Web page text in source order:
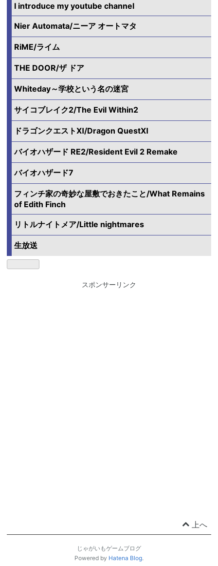
I introduce my youtube channel
Nier Automata/ニーア オートマタ
RiME/ライム
THE DOOR/ザ ドア
Whiteday～学校という名の迷宮
サイコブレイク2/The Evil Within2
ドラゴンクエストⅪ/Dragon QuestⅪ
バイオハザード RE2/Resident Evil 2 Remake
バイオハザード7
フィンチ家の奇妙な屋敷でおきたこと/What Remains
of Edith Finch
リトルナイトメア/Little nightmares
生放送
スポンサーリンク
上へ
じゃがいもゲームブログ
Powered by Hatena Blog.